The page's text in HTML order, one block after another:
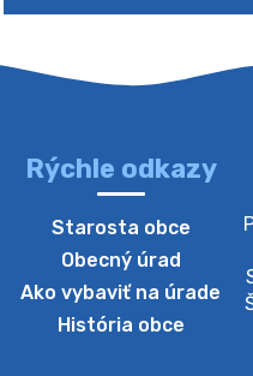
4. augusta 2026 10:05
Zberný dvor-
Oznamujeme
bude zberný dvor
hogy szerdán
lesz https://
Rýchle odkazy
Starosta obce
Obecný úrad
Ako vybaviť na úrade
História obce